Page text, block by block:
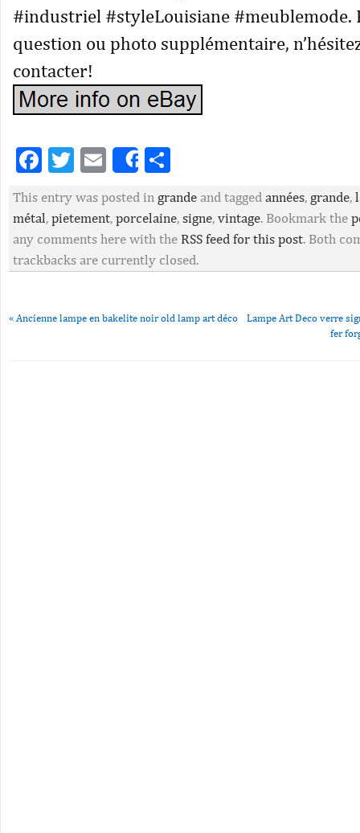
#industriel #styleLouisiane #meublemode.
question ou photo supplémentaire,
contacter!
Facebook
Twitter
EmailShare
This entry was posted in grande and tagged années, grande,
métal, pietement, porcelaine, signe, vintage. Bookmark the
any comments here with the RSS feed for this post. Both
trackbacks are currently closed.
« Ancienne lampe en bakelite noir old lamp art déco
Lampe Art Deco verre
fer